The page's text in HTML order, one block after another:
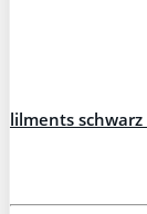
lilments